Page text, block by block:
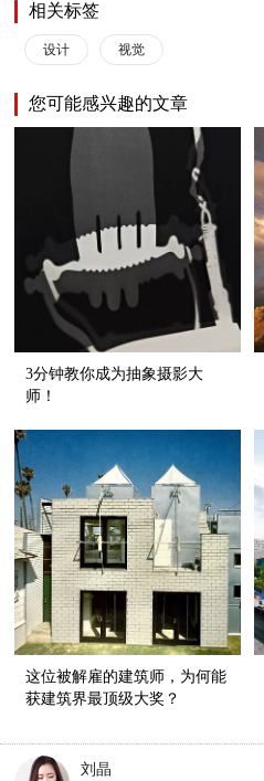
相关标签
设计 视觉
您可能感兴趣的文章
3分钟教你成为抽象摄影大
师！
这位被解雇的建筑师，为何能
获建筑界最顶级大奖？
刘晶